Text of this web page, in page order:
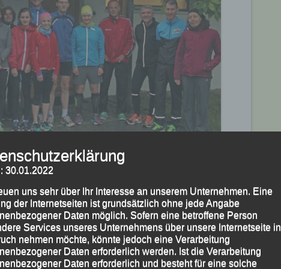
(3. v. re.) mit der Trainingsgruppe
auf der Sportanlage Oberhaus, brachte er seinen
Welt- und Europameister über 3.000 m
nur beim Training mitmachte, sondern sich auch
seinem Training und zum Leistungssport
30.01.2022
uns sehr über Ihr Interesse an unserem Unternehmen. Eine
der Internetseiten ist grundsätzlich ohne jede Angabe
Daten möglich. Sofern eine betroffene Person
Services unseres Unternehmens über unsere Internetseite in
nehmen möchte, könnte jedoch eine Verarbeitung
Daten erforderlich werden. Ist die Verarbeitung
Daten erforderlich und besteht für eine solche